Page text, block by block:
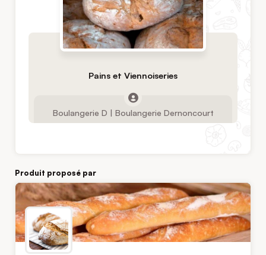
Pains et Viennoiseries
Boulangerie D | Boulangerie Dernoncourt
Produit proposé par